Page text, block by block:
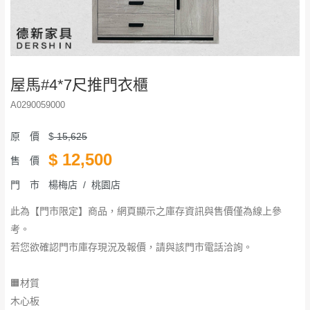
屋馬#4*7尺推門衣櫃
A0290059000
原 價 $15,625
售 價 $ 12,500
門 市 楊梅店 / 桃園店
此為【門市限定】商品，網頁顯示之庫存資訊與售價僅為線上參
考。
若您欲確認門市庫存現況及報價，請與該門市電話洽詢。
🟧材質
木心板